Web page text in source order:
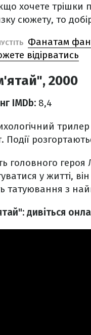
хочете трішки
сюжету, то
Фанатам
відірватись
2000
IMDb: 8,4
Події
головного
у житті,
татуювання з
дивіться